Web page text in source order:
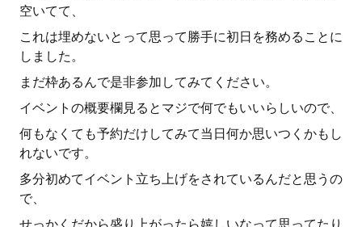
空いてて、
これは埋めないとって思って勝手に初日を務めることに
しました。
まだ枠あるんで是非参加してみてください。
イベントの概要欄見るとマジで何でもいいらしいので、
何もなくても予約だけしてみて当日何か思いつくかもし
れないです。
多分初めてイベント立ち上げをされているんだと思うの
で、